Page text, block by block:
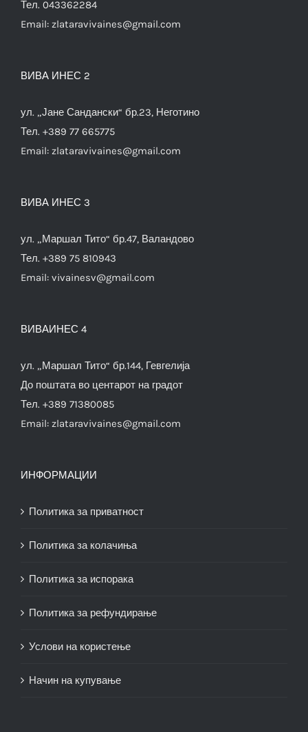
Тел. 043362284
Email: zlataravivaines@gmail.com
ВИВА ИНЕС 2
ул. „Јане Сандански“ бр.23, Неготино
Тел. +389 77 665775
Email: zlataravivaines@gmail.com
ВИВА ИНЕС 3
ул. „Маршал Тито“ бр.47, Валандово
Тел. +389 75 810943
Email: vivainesv@gmail.com
ВИВАИНЕС 4
ул. „Маршал Тито“ бр.144, Гевгелија
До поштата во центарот на градот
Тел. +389 71380085
Email: zlataravivaines@gmail.com
ИНФОРМАЦИИ
Политика за приватност
Политика за колачиња
Политика за испорака
Политика за рефундирање
Услови на користење
Начин на купување